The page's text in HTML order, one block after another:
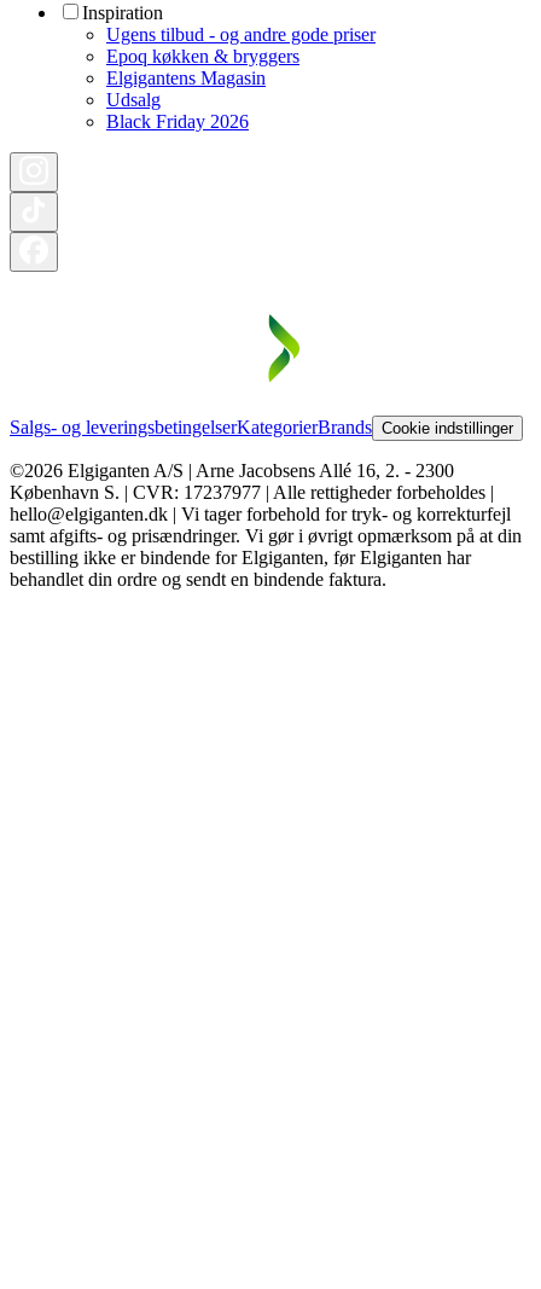
Inspiration
Ugens tilbud - og andre gode priser
Epoq køkken & bryggers
Elgigantens Magasin
Udsalg
Black Friday 2026
Salgs- og leveringsbetingelserKategorierBrands Cookie indstillinger
©2026 Elgiganten A/S | Arne Jacobsens Allé 16, 2. - 2300
København S. | CVR: 17237977 | Alle rettigheder forbeholdes |
hello@elgiganten.dk | Vi tager forbehold for tryk- og korrekturfejl
samt afgifts- og prisændringer. Vi gør i øvrigt opmærksom på at din
bestilling ikke er bindende for Elgiganten, før Elgiganten har
behandlet din ordre og sendt en bindende faktura.